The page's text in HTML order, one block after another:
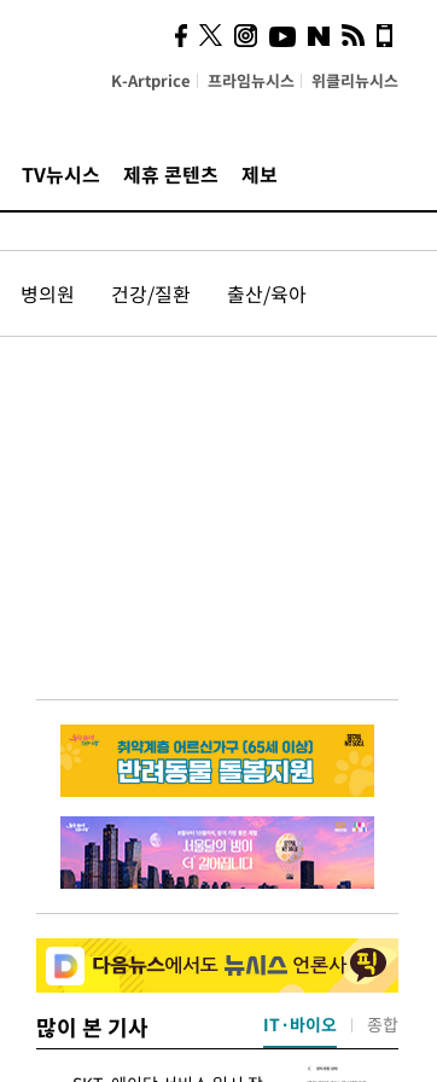
K-Artprice 프라임뉴시스 위클리뉴시스
TV뉴시스 제휴 콘텐츠 제보
병의원 건강/질환 출산/육아
많이 본 기사 IT·바이오 종합